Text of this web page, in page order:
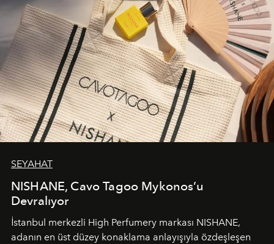
SEYAHAT
NISHANE, Cavo Tagoo Mykonos’u
Devralıyor
İstanbul merkezli High Perfumery markası NISHANE,
adanın en üst düzey konaklama anlayışıyla özdeşleşen